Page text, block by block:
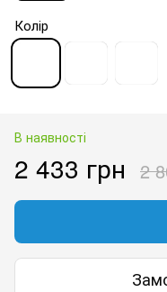
Колір
В наявності
2 433 грн 2